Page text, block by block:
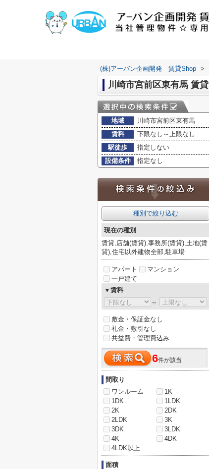
(株)アーバン企画開発 賃貸Shop >
川崎市宮前区東有馬 賃
地域
川崎市宮前区東有馬
賃料
下限なし～上限なし
駅徒歩
指定しない
設備条件
指定なし
種別で絞り込む
現在の種別
賃貸,店舗(賃貸),事務所(賃貸),土地(賃
貸),住宅以外建物全部,駐車場
アパート
マンション
一戸建て
▼賃料
～
敷金・保証金なし
礼金・敷引なし
共益費・管理費込み
6件が該当
間取り
ワンルーム
1K
1DK
1LDK
2K
2DK
2LDK
3K
3DK
3LDK
4K
4DK
4LDK以上
面積